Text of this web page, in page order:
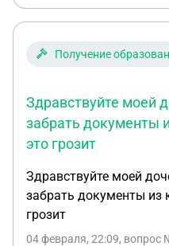
Получение
Здравствуйте моей
забрать документы
это грозит
Здравствуйте моей
забрать документы из
грозит
04 февраля, 22:09, вопрос